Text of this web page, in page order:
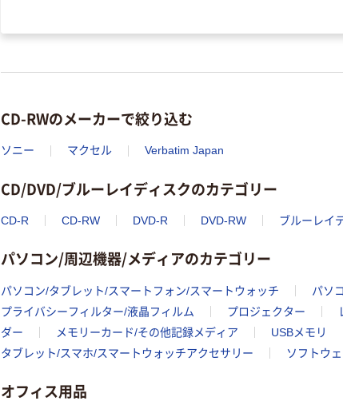
CD-RWのメーカーで絞り込む
ソニー マクセル Verbatim Japan
CD/DVD/ブルーレイディスクのカテゴリー
CD-R CD-RW DVD-R DVD-RW ブルーレイ
パソコン/周辺機器/メディアのカテゴリー
パソコン/タブレット/スマートフォン/スマートウォッチ パソ
プライバシーフィルター/液晶フィルム
プロジェクター
ダー
メモリーカード/その他記録メディア USBメモリ
タブレット/スマホ/スマートウォッチアクセサリー
ソフトウ
オフィス用品